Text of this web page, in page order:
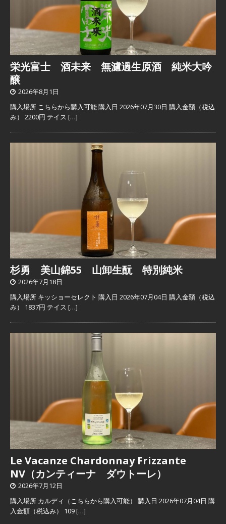
栄光富士 酒未来 無濾過生原酒 純米大吟
醸
2026年8月1日
購入場所 こちらから購入可能 購入日 2026年07月30日 購入金額（税込
み） 2200円 テイス […]
杉勇 美山錦55 山卸生酛 特別純米
2026年7月18日
購入場所 キッショーセレクト 購入日 2026年07月04日 購入金額（税込
み） 1837円 テイス […]
Le Vacanze Chardonnay Frizzante
NV（カンティーナ ダウトーレ）
2026年7月12日
購入場所 カルディ（こちらから購入可能） 購入日 2026年07月04日 購
入金額（税込み） 109[…]